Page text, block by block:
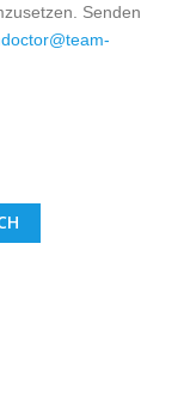
Senden